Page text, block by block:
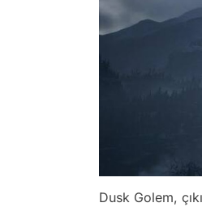
Dusk Golem,